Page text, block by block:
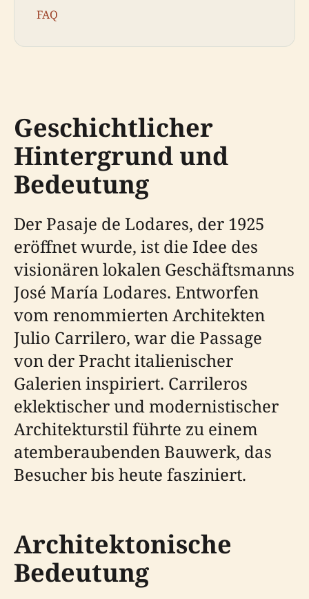
FAQ
Geschichtlicher
Hintergrund und
Bedeutung
Der Pasaje de Lodares, der 1925
eröffnet wurde, ist die Idee des
visionären lokalen Geschäftsmanns
José María Lodares. Entworfen
vom renommierten Architekten
Julio Carrilero, war die Passage
von der Pracht italienischer
Galerien inspiriert. Carrileros
eklektischer und modernistischer
Architekturstil führte zu einem
atemberaubenden Bauwerk, das
Besucher bis heute fasziniert.
Architektonische
Bedeutung